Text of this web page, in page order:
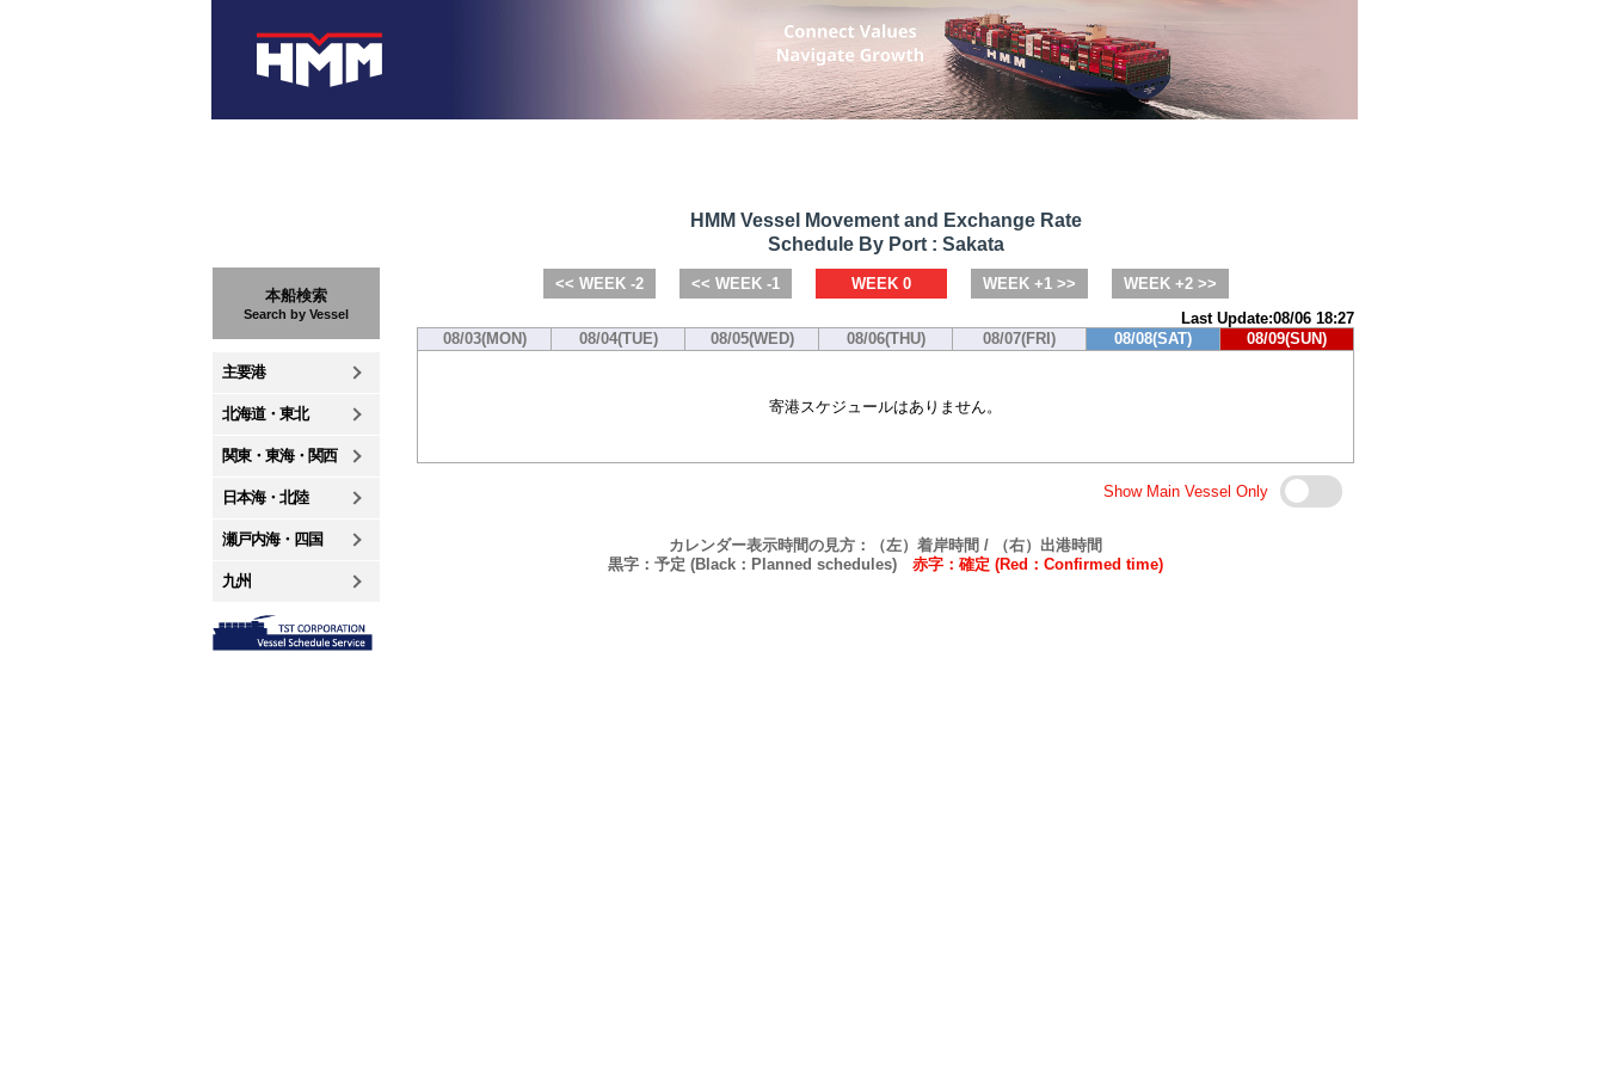
本船検索
Search by Vessel
主要港
北海道・東北
関東・東海・関西
日本海・北陸
瀬戸内海・四国
九州
HMM Vessel Movement and Exchange Rate
Schedule By Port : Sakata
<< WEEK -2 << WEEK -1 WEEK 0 WEEK +1 >>
WEEK +2 >>
Last Update:08/06 18:27
08/03(MON)
08/04(TUE) 08/05(WED) 08/06(THU) 08/07(FRI) 08/08(SAT) 08/09(SUN)
寄港スケジュールはありません。
Show Main Vessel Only
カレンダー表示時間の見方：（左）着岸時間 / （右）出港時間
黒字：予定 (Black：Planned schedules) 赤字：確定 (Red：Confirmed time)